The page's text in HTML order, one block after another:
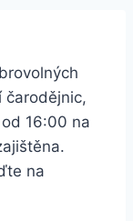
čarodějnic,
16:00 na
na